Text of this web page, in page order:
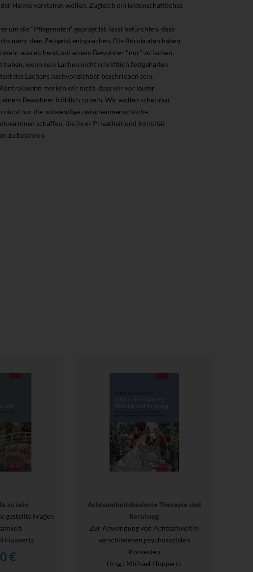
Heime verstehen wollen. Zugleich ein leidenschaftliches
um die "Pflegenoten" geprägt ist, lässt befürchten, dass
mehr dem Zeitgeist entsprechen. Die Bürokraten haben
ausreichend, mit einem Bewohner "nur" zu lachen,
wenn sein Lachen nicht schriftlich festgehalten
des Lachens nachvollziehbar beschrieben sein.
merken wir nicht, dass wir vor lauter
Bewohner fröhlich zu sein. Wir wollen scheinbar
nicht nur die notwendige zwischenmenschliche
schaffen, die ihrer Privatheit und Intimität
zu besinnen.
zu sein
gestellte Fragen
Huppertz
€
Achtsamkeitsbasierte Therapie und
Beratung
Zur Anwendung von Achtsamkeit in
verschiedenen psychosozialen
Kontexten
Hrsg.: Michael Huppertz